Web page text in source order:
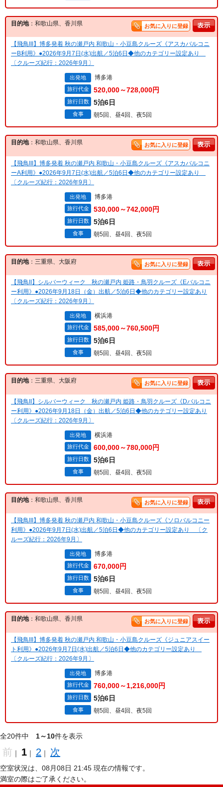
目的地：和歌山県、香川県 お気に入りに登録
【飛鳥III】博多発着 秋の瀬戸内 和歌山・小豆島クルーズ《アスカバルコニ
ーB利用》●2026年9月7日(水)出航／5泊6日◆他のカテゴリー設定あり
〔クルーズ紀行：2026年9月〕
出発地 博多港
旅行代金 520,000～728,000円
旅行日数 5泊6日
食事 朝5回、昼4回、夜5回
目的地：和歌山県、香川県 お気に入りに登録
【飛鳥III】博多発着 秋の瀬戸内 和歌山・小豆島クルーズ《アスカバルコニ
ーA利用》●2026年9月7日(水)出航／5泊6日◆他のカテゴリー設定あり
〔クルーズ紀行：2026年9月〕
出発地 博多港
旅行代金 530,000～742,000円
旅行日数 5泊6日
食事 朝5回、昼4回、夜5回
目的地：三重県、大阪府 お気に入りに登録
【飛鳥II】シルバーウィーク 秋の瀬戸内 姫路・鳥羽クルーズ《Eバルコニ
ー利用》●2026年9月18日（金）出航／5泊6日◆他のカテゴリー設定あり
〔クルーズ紀行：2026年9月〕
出発地 横浜港
旅行代金 585,000～760,500円
旅行日数 5泊6日
食事 朝5回、昼4回、夜5回
目的地：三重県、大阪府 お気に入りに登録
【飛鳥II】シルバーウィーク 秋の瀬戸内 姫路・鳥羽クルーズ《Dバルコニ
ー利用》●2026年9月18日（金）出航／5泊6日◆他のカテゴリー設定あり
〔クルーズ紀行：2026年9月〕
出発地 横浜港
旅行代金 600,000～780,000円
旅行日数 5泊6日
食事 朝5回、昼4回、夜5回
目的地：和歌山県、香川県 お気に入りに登録
【飛鳥III】博多発着 秋の瀬戸内 和歌山・小豆島クルーズ《ソロバルコニー
利用》●2026年9月7日(水)出航／5泊6日◆他のカテゴリー設定あり 〔ク
ルーズ紀行：2026年9月〕
出発地 博多港
旅行代金 670,000円
旅行日数 5泊6日
食事 朝5回、昼4回、夜5回
目的地：和歌山県、香川県 お気に入りに登録
【飛鳥III】博多発着 秋の瀬戸内 和歌山・小豆島クルーズ《ジュニアスイー
ト利用》●2026年9月7日(水)出航／5泊6日◆他のカテゴリー設定あり
〔クルーズ紀行：2026年9月〕
出発地 博多港
旅行代金 760,000～1,216,000円
旅行日数 5泊6日
食事 朝5回、昼4回、夜5回
全20件中 1～10件を表示
前 ｜ 1 ｜ 2 ｜ 次
空室状況は、08月08日 21:45 現在の情報です。
満室の際はご了承ください。